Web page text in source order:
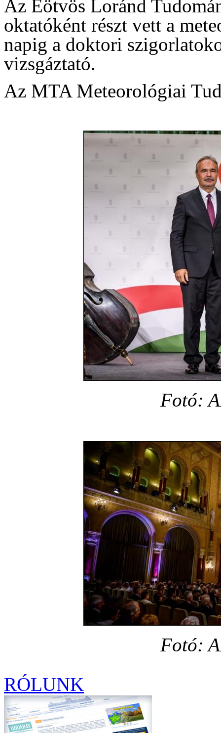
Az Eötvös Loránd
oktatóként részt vett a
napig a doktori
vizsgáztató.
Az MTA Meteorológiai
Fotó:
Fotó:
RÓLUNK